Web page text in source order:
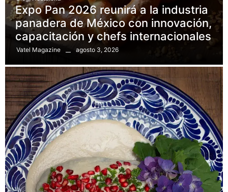
Expo Pan 2026 reunirá a la industria
panadera de México con innovación,
capacitación y chefs internacionales
Vatel Magazine agosto 3, 2026